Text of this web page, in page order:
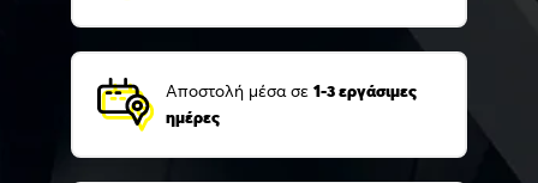
Αποστολή μέσα σε 1-3 εργάσιμες
ημέρες